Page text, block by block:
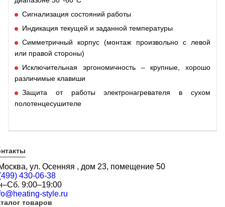
Сигнализация состояний работы
Индикация текущей и заданной температуры
Симметричный корпус (монтаж произвольно с левой
или правой стороны)
Исключительная эргономичность – крупные, хорошо
различимые клавиши
Защита от работы электронагревателя в сухом
полотенцесушителе
ул. Осенняя , дом 23, помещение 50
430-06-38
9:00–19:00
style.ru
товаров